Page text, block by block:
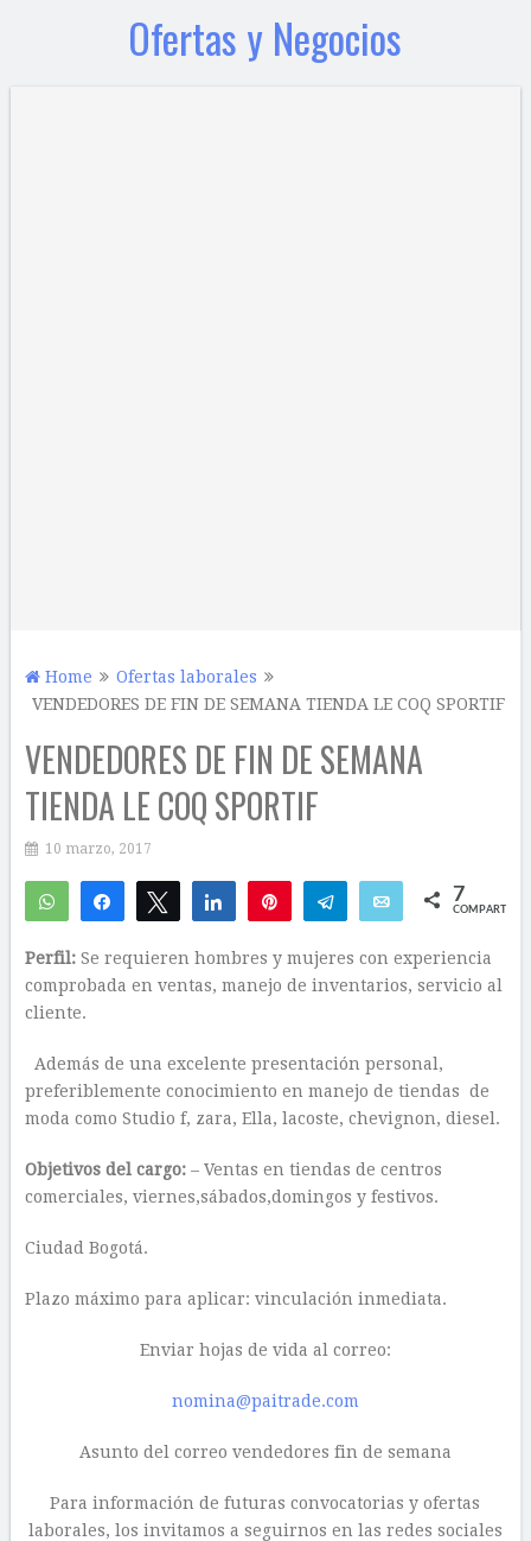
Ofertas y Negocios
Home
Ofertas laborales
VENDEDORES DE FIN DE SEMANA TIENDA LE COQ SPORTIF
VENDEDORES DE FIN DE SEMANA
TIENDA LE COQ SPORTIF
10 marzo, 2017
WhatsAppCompartirTwittear Compartir Telegram Email 7
COMPARTIR
Perfil:Se requieren hombres y mujeres con experiencia
comprobada en ventas, manejo de inventarios, servicio al
cliente.
Además de una excelente presentación personal,
preferiblemente conocimiento en manejo de tiendas de
moda como Studio f, zara, Ella, lacoste, chevignon, diesel.
Objetivos del cargo:– Ventas en tiendas de centros
comerciales, viernes,sábados,domingos y festivos.
Ciudad Bogotá.
Plazo máximo para aplicar: vinculación inmediata.
Enviar hojas de vida al correo:
nomina@paitrade.com
Asunto del correo vendedores fin de semana
Para información de futuras convocatorias y ofertas
laborales, los invitamos a seguirnos en las redes sociales